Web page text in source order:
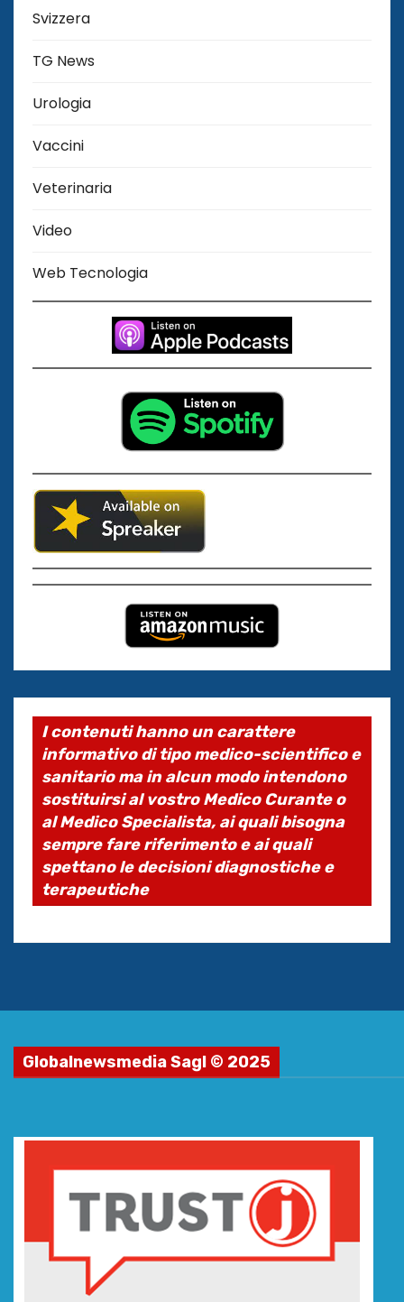
Svizzera
TG News
Urologia
Vaccini
Veterinaria
Video
Web Tecnologia
I contenuti hanno un carattere
informativo di tipo medico-scientifico e
sanitario ma in alcun modo intendono
sostituirsi al vostro Medico Curante o
al Medico Specialista, ai quali bisogna
sempre fare riferimento e ai quali
spettano le decisioni diagnostiche e
terapeutiche
Globalnewsmedia Sagl © 2025